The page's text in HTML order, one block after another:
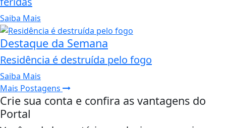
Saiba Mais
Destaque da Semana
Residência é destruída pelo fogo
Saiba Mais
Mais Postagens
Crie sua conta e confira as vantagens do
Portal